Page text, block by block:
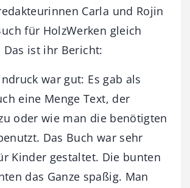
Carla und Rojin
für HolzWerken gleich
ist ihr Bericht:
war gut: Es gab als
eine Menge Text, der
oder wie man die benötigten
Das Buch war sehr
Kinder gestaltet. Die bunten
das Ganze spaßig. Man